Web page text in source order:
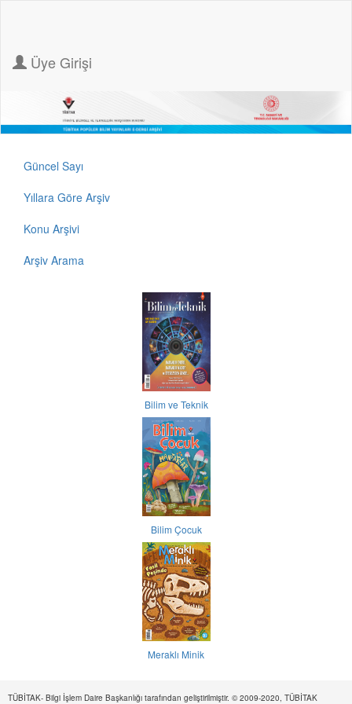
Üye Girişi
Güncel Sayı
Yıllara Göre Arşiv
Konu Arşivi
Arşiv Arama
Bilim ve Teknik
Bilim Çocuk
Meraklı Minik
TÜBİTAK- Bilgi İşlem Daire Başkanlığı tarafından geliştirilmiştir. © 2009-2020, TÜBİTAK